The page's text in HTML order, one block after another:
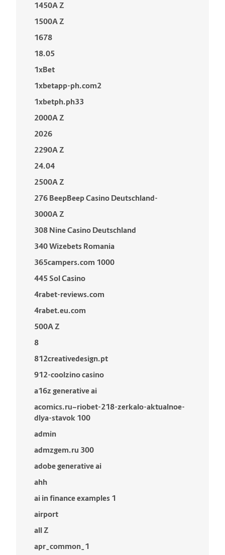
1450A Z
1500A Z
1678
18.05
1xBet
1xbetapp-ph.com2
1xbetph.ph33
2000A Z
2026
2290A Z
24.04
2500A Z
276 BeepBeep Casino Deutschland-
3000A Z
308 Nine Casino Deutschland
340 Wizebets Romania
365campers.com 1000
445 Sol Casino
4rabet-reviews.com
4rabet.eu.com
500A Z
8
812creativedesign.pt
912-coolzino casino
a16z generative ai
acomics.ru~riobet-218-zerkalo-aktualnoe-
dlya-stavok 100
admin
admzgem.ru 300
adobe generative ai
ahh
ai in finance examples 1
airport
all Z
apr_common_1